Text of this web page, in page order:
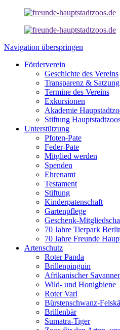
Navigation überspringen
Förderverein
Geschichte des Vereins
Transparenz & Satzung
Termine des Vereins
Exkursionen
Akademie
Stiftung
Unterstützung
Pfoten-Pate
Feder-Pate
Mitglied werden
Spenden
Ehrenamt
Testament
Stiftung
Kinderpatenschaft
Gartenpflege
Geschenk-
70 Jahre Tierpark
70 Jahre Freunde
Artenschutz
Roter Panda
Brillenpinguin
Afrikanischer
Wild- und Honigbiene
Roter Vari
Bürstenschwanz-
Brillenbär
Sumatra-Tiger